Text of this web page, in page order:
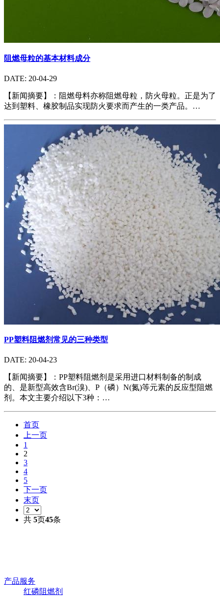
阻燃母粒的基本材料成分
DATE: 20-04-29
【新闻摘要】：阻燃母料亦称阻燃母粒，防火母粒。正是为了
达到塑料、橡胶制品实现防火要求而产生的一类产品。…
PP塑料阻燃剂常见的三种类型
DATE: 20-04-23
【新闻摘要】：PP塑料阻燃剂是采用进口材料制备的制成
的、是新型高效含Br(溴)、P（磷）N(氮)等元素的反应型阻燃
剂。本文主要介绍以下3种：…
首页
上一页
1
2
3
4
5
下一页
末页
共 5页45条
产品服务
红磷阻燃剂